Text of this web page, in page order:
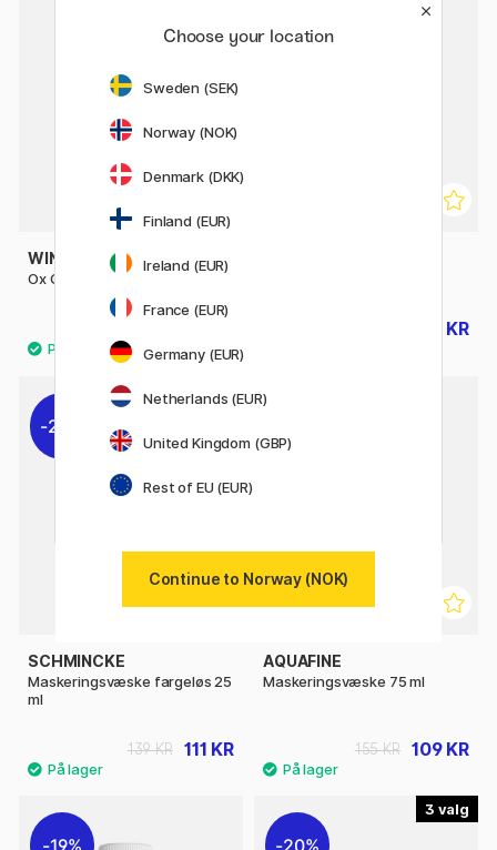
WINSOR & NEWTON
Ox Gall Liquid 75 ml
20%
255 KR
20%
SCHMINCKE
Maskeringsvæske fargeløs 25
ml
111 KR
139 KR
AQUAFINE
Maskeringsvæske 75 ml
109 KR
155 KR
3
Choose your location
Sweden (SEK)
Norway (NOK)
Denmark (DKK)
Finland (EUR)
Ireland (EUR)
France (EUR)
Germany (EUR)
Netherlands (EUR)
United Kingdom (GBP)
Rest of EU (EUR)
Continue to Norway (NOK)